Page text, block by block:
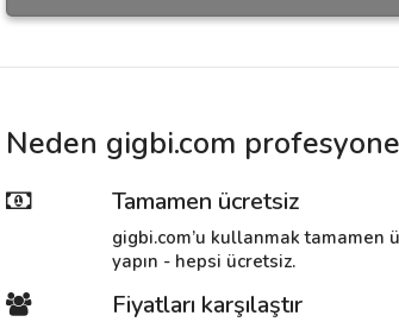
Neden gigbi.com
Tamamen ücretsiz
gigbi.com’u kullanmak
yapın - hepsi ücretsiz.
Fiyatları karşılaştır